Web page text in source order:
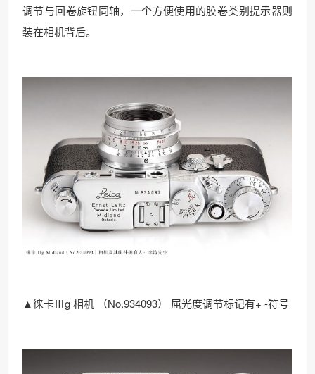
调节与回卷旋钮同轴，一个方便使用的胶卷类别提示器则
装在相机背后。
▲徕卡Ⅲg 相机 （No.934093） 屈光度调节标记有+ -符号